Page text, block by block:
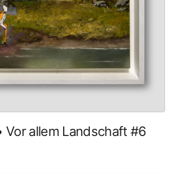
Vor allem Landschaft #6